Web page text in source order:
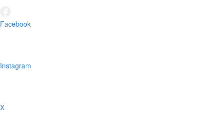
Facebook
Instagram
X